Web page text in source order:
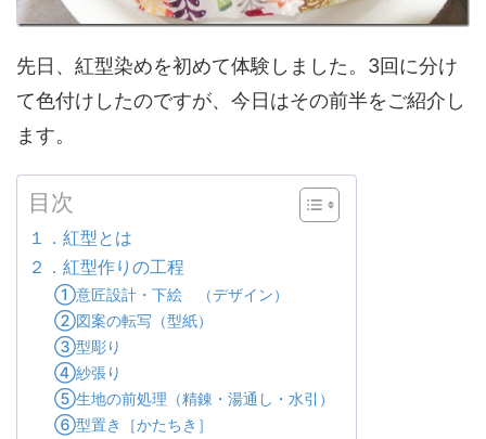
先日、紅型染めを初めて体験しました。3回に分け
て色付けしたのですが、今日はその前半をご紹介し
ます。
目次
１．紅型とは
２．紅型作りの工程
①意匠設計・下絵 （デザイン）
②図案の転写（型紙）
③型彫り
④紗張り
⑤生地の前処理（精錬・湯通し・水引）
⑥型置き［かたちき］